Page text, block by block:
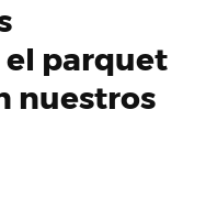
el parquet
nuestros